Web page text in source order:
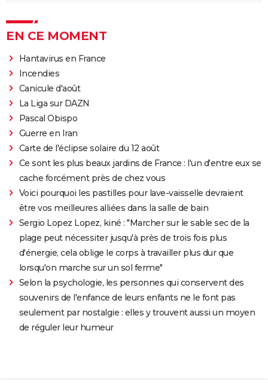
EN CE MOMENT
Hantavirus en France
Incendies
Canicule d'août
La Liga sur DAZN
Pascal Obispo
Guerre en Iran
Carte de l'éclipse solaire du 12 août
Ce sont les plus beaux jardins de France : l'un d'entre eux se
cache forcément près de chez vous
Voici pourquoi les pastilles pour lave-vaisselle devraient
être vos meilleures alliées dans la salle de bain
Sergio Lopez Lopez, kiné : "Marcher sur le sable sec de la
plage peut nécessiter jusqu'à près de trois fois plus
d'énergie, cela oblige le corps à travailler plus dur que
lorsqu'on marche sur un sol ferme"
Selon la psychologie, les personnes qui conservent des
souvenirs de l'enfance de leurs enfants ne le font pas
seulement par nostalgie : elles y trouvent aussi un moyen
de réguler leur humeur